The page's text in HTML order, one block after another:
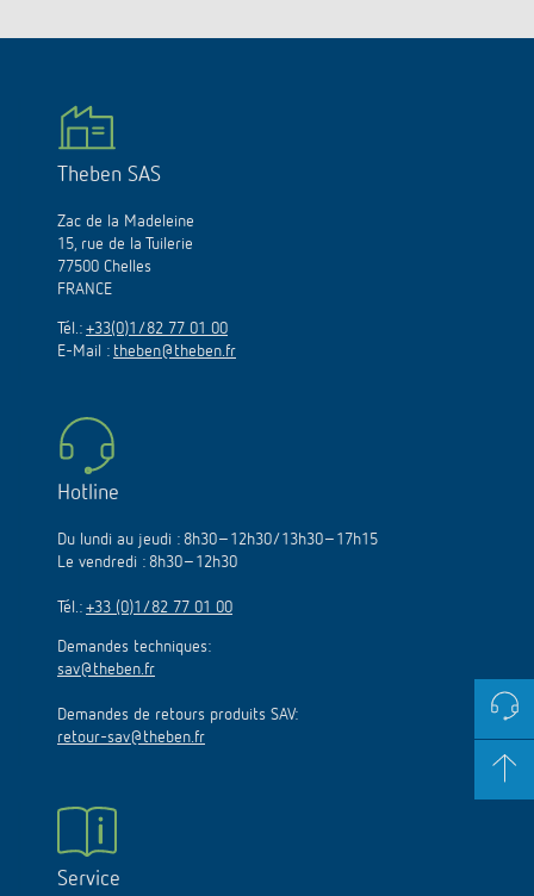
Theben SAS
Zac de la Madeleine
15, rue de la Tuilerie
77500 Chelles
FRANCE
Tél.: +33(0)1/82 77 01 00
E-Mail : theben@theben.fr
Hotline
Du lundi au jeudi : 8h30–12h30/13h30–17h15
Le vendredi : 8h30–12h30
Tél.: +33 (0)1/82 77 01 00
Demandes techniques:
sav@theben.fr
Demandes de retours produits SAV:
retour-sav@theben.fr
Service